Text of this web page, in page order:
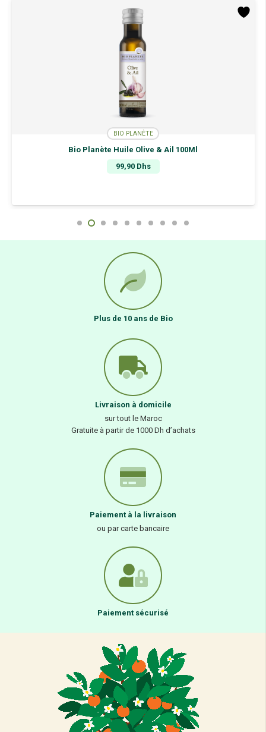
BIO PLANÈTE
Bio Planète Huile Olive & Ail 100Ml
99,90 Dhs
Plus de 10 ans de Bio
Livraison à domicile
sur tout le Maroc
Gratuite à partir de 1000 Dh d’achats
Paiement à la livraison
ou par carte bancaire
Paiement sécurisé